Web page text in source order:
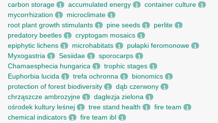
carbon storage 1 accumulated energy 1 container culture 1
mycorrhization 1 microclimate 1
root рlant growth stimulants 1 pine seeds 1 perlite 1
predatory beetles 1 cryptogam mosaics 1
epiphytic lichens 1 microhabitats 1 pułapki feromonowe 1
Myxogastria 1 Sesiidae 1 sporocarps 1
Chamaesphecia hungarica 1 trophic stages 1
Euphorbia lucida 1 trefa ochronna 1 bionomics 1
protection of forest biodiversity 1 dąb czerwony 1
chrząszcze ambrozyjne 1 daglezja zielona 1
ośrodek kultury leśnej 1 tree stand health 1 fire team 1
chemical indicators 1 fire team ibl 1